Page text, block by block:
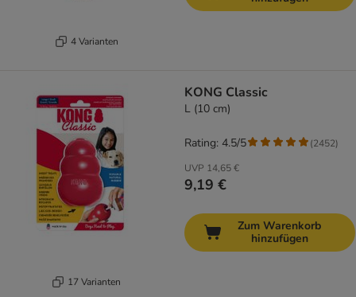
4 Varianten
17 Varianten
KONG Classic
L (10 cm)
UVP 14,65 €
9,19 €
Rating: 4.5/5 (2452)
Zum Warenkorb
hinzufügen